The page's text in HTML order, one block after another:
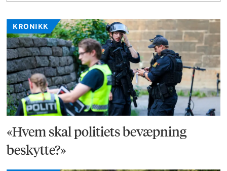
KRONIKK
«Hvem skal politiets bevæpning
beskytte?»